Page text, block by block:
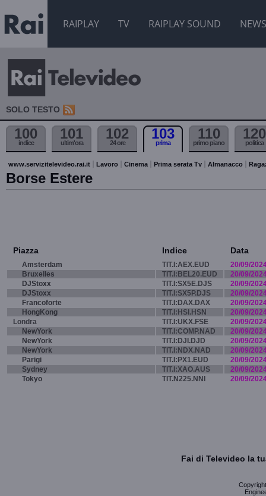
RAIPLAY TV RAIPLAY SOUND NEWS
SOLO TESTO
100
indice
101
ultim'ora
102
24 ore
103
prima
110
primo piano
120
politica
www.servizitelevideo.rai.it Lavoro Cinema Prima serata Tv Almanacco
Borse Estere
Piazza Indice Data
Amsterdam TIT.I:AEX.EUD
20/09/
Bruxelles
TIT.I:BEL20.EUD
20/09/
DJStoxx
TIT.I:SX5E.DJS
20/09/
DJStoxx
TIT.I:SX5P.DJS
20/09/
Francoforte
TIT.I:DAX.DAX
20/09/
HongKong
TIT.I:HSI.HSN
20/09/
Londra
TIT.I:UKX.FSE
20/09/
NewYork
TIT.I:COMP.NAD
20/09/
NewYork
TIT.I:DJI.DJD
20/09/
NewYork
TIT.I:NDX.NAD
20/09/
Parigi
TIT.I:PX1.EUD
20/09/
Sydney
TIT.I:XAO.AUS
20/09/
Tokyo
TIT.N225.NNI 20/09/
Fai di Televideo la